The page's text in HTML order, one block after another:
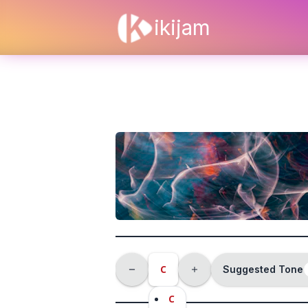
ikijam
C
C
Suggested Tone